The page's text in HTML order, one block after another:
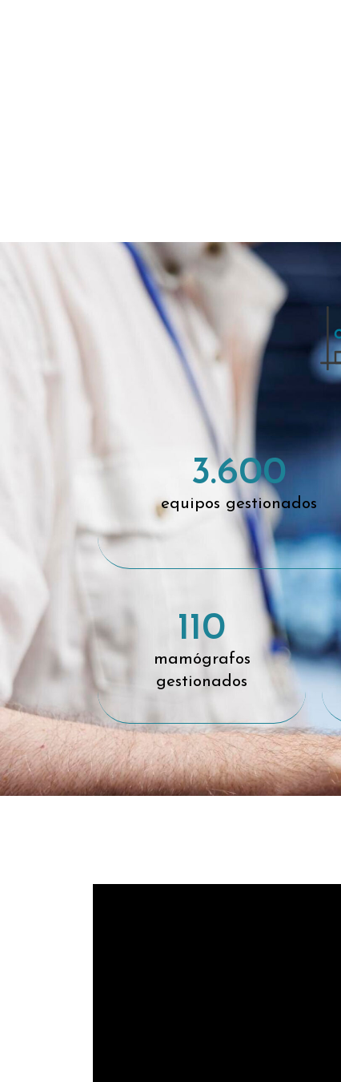
equipos gestionados
3.600
mamógrafos
gestionados
110